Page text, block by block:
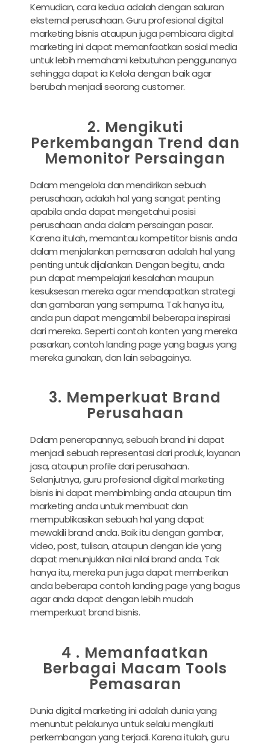
Kemudian, cara kedua adalah dengan saluran
eksternal perusahaan. Guru profesional digital
marketing bisnis ataupun juga pembicara digital
marketing ini dapat memanfaatkan sosial media
untuk lebih memahami kebutuhan penggunanya
sehingga dapat ia Kelola dengan baik agar
berubah menjadi seorang customer.
2. Mengikuti
Perkembangan Trend dan
Memonitor Persaingan
Dalam mengelola dan mendirikan sebuah
perusahaan, adalah hal yang sangat penting
apabila anda dapat mengetahui posisi
perusahaan anda dalam persaingan pasar.
Karena itulah, memantau kompetitor bisnis anda
dalam menjalankan pemasaran adalah hal yang
penting untuk dijalankan. Dengan begitu, anda
pun dapat mempelajari kesalahan maupun
kesuksesan mereka agar mendapatkan strategi
dan gambaran yang sempurna. Tak hanya itu,
anda pun dapat mengambil beberapa inspirasi
dari mereka. Seperti contoh konten yang mereka
pasarkan, contoh landing page yang bagus yang
mereka gunakan, dan lain sebagainya.
3. Memperkuat Brand
Perusahaan
Dalam penerapannya, sebuah brand ini dapat
menjadi sebuah representasi dari produk, layanan
jasa, ataupun profile dari perusahaan.
Selanjutnya, guru profesional digital marketing
bisnis ini dapat membimbing anda ataupun tim
marketing anda untuk membuat dan
mempublikasikan sebuah hal yang dapat
mewakili brand anda. Baik itu dengan gambar,
video, post, tulisan, ataupun dengan ide yang
dapat menunjukkan nilai nilai brand anda. Tak
hanya itu, mereka pun juga dapat memberikan
anda beberapa contoh landing page yang bagus
agar anda dapat dengan lebih mudah
memperkuat brand bisnis.
4 . Memanfaatkan
Berbagai Macam Tools
Pemasaran
Dunia digital marketing ini adalah dunia yang
menuntut pelakunya untuk selalu mengikuti
perkembangan yang terjadi. Karena itulah, guru